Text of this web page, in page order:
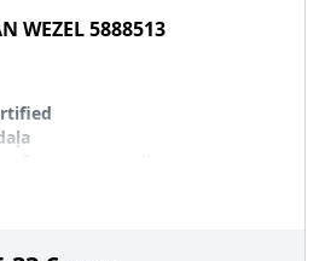
WEZEL5888513
formas garantiju